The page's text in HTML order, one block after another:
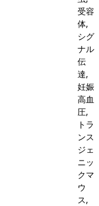
受容
体,
シグ
ナル
伝
達,
妊娠
高血
圧,
トラ
ンス
ジェ
ニッ
クマ
ウ
ス,